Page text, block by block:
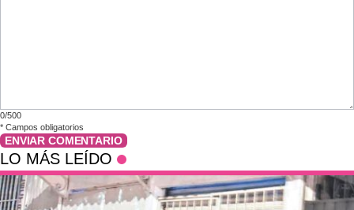
0/500
* Campos obligatorios
ENVIAR COMENTARIO
LO MÁS LEÍDO